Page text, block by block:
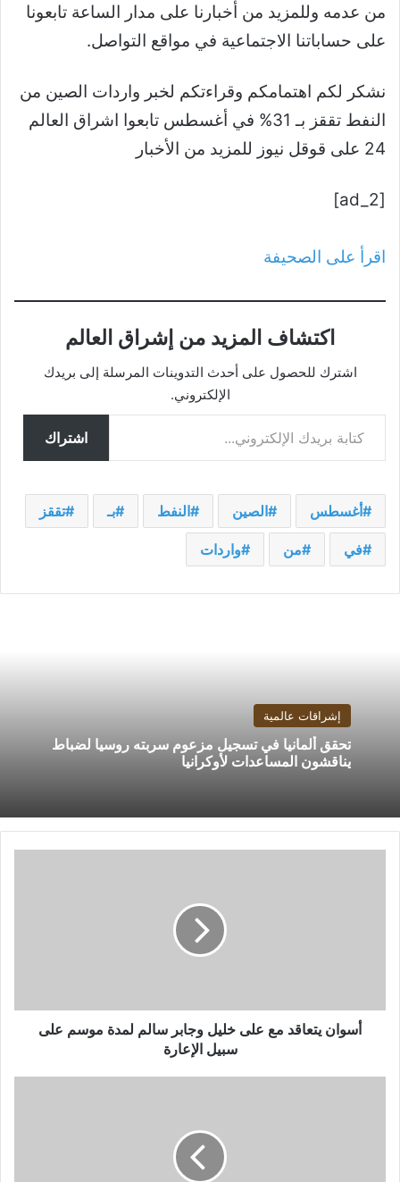
من عدمه وللمزيد من أخبارنا على مدار الساعة تابعونا
على حساباتنا الاجتماعية في مواقع التواصل.
نشكر لكم اهتمامكم وقراءتكم لخبر واردات الصين من
النفط تققز بـ 31% في أغسطس تابعوا اشراق العالم
24 على قوقل نيوز للمزيد من الأخبار
[ad_2]
اقرأ على الصحيفة
اكتشاف المزيد من إشراق العالم
اشترك للحصول على أحدث التدوينات المرسلة إلى بريدك
الإلكتروني.
كتابة بريدك الإلكتروني...
اشتراك
أغسطس الصين النفط بـ تققز
في من واردات
إشراقات عالمية
تحقق ألمانيا في تسجيل مزعوم سربته روسيا لضباط
يناقشون المساعدات لأوكرانيا
موسم
علىأسوان يتعاقد مع على خليل وجابر سالم لمدة موسم على
سبيل الإعارة